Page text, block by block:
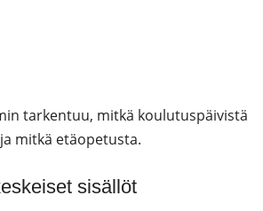
tarkentuu, mitkä koulutuspäivistä
mitkä etäopetusta.
sisällöt